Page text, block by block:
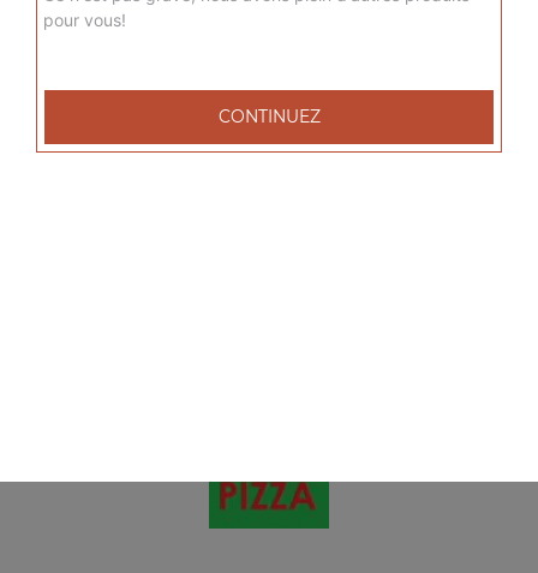
Calamars fritti 10 pcs
9.00€
pour vous!
CONTINUEZ